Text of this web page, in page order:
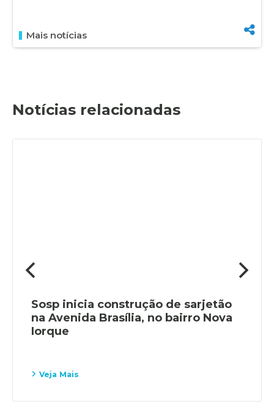
Mais notícias
Notícias relacionadas
Sosp inicia construção de sarjetão
na Avenida Brasília, no bairro Nova
Iorque
Veja Mais